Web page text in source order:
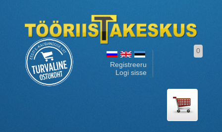
Registreeru
Logi sisse
0